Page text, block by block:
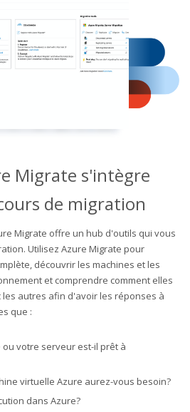
Migrate s'intègre
de migration
Migrate offre un hub d'outils qui vous
Utilisez Azure Migrate pour
découvrir les machines et les
et comprendre comment elles
autres afin d'avoir les réponses à
que :
votre serveur est-il prêt à
virtuelle Azure aurez-vous besoin?
dans Azure?